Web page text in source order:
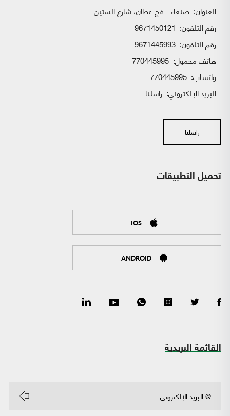
العنوان: صنعاء - فج عطان، شارع الستين
رقم التلفون: 9671450121
رقم التلفون: 9671445993
هاتف محمول: 770445995
واتساب:
البريد الإلكتروني: راسلنا
راسلنا
تحميل التطبيقات
IOS
ANDROID
القائمة البريدية